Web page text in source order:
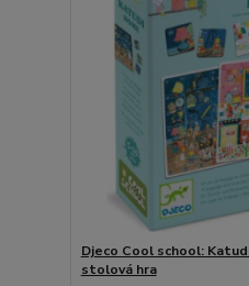
Djeco Cool school:
stolová hra